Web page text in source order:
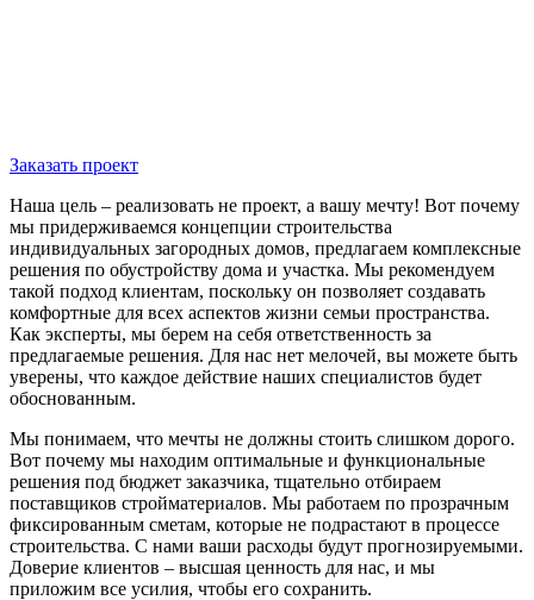
Заказать проект
Наша цель – реализовать не проект, а вашу мечту! Вот почему
мы придерживаемся концепции строительства
индивидуальных загородных домов, предлагаем комплексные
решения по обустройству дома и участка. Мы рекомендуем
такой подход клиентам, поскольку он позволяет создавать
комфортные для всех аспектов жизни семьи пространства.
Как эксперты, мы берем на себя ответственность за
предлагаемые решения. Для нас нет мелочей, вы можете быть
уверены, что каждое действие наших специалистов будет
обоснованным.
Мы понимаем, что мечты не должны стоить слишком дорого.
Вот почему мы находим оптимальные и функциональные
решения под бюджет заказчика, тщательно отбираем
поставщиков стройматериалов. Мы работаем по прозрачным
фиксированным сметам, которые не подрастают в процессе
строительства. С нами ваши расходы будут прогнозируемыми.
Доверие клиентов – высшая ценность для нас, и мы
приложим все усилия, чтобы его сохранить.